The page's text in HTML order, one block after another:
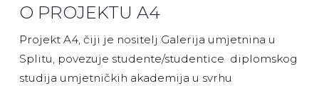
O PROJEKTU A4
Projekt A4, čiji je nositelj Galerija umjetnina u
Splitu, povezuje studente/studentice diplomskog
studija umjetničkih akademija u svrhu